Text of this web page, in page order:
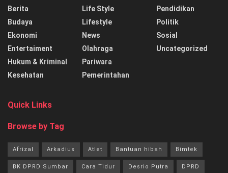
Berita
Budaya
Ekonomi
Entertaiment
Hukum & Kriminal
Kesehatan
Life Style
Lifestyle
News
Olahraga
Pariwara
Pemerintahan
Pendidikan
Politik
Sosial
Uncategorized
Quick Links
Browse by Tag
Afrizal Arkadius Atlet Bantuan hibah Bimtek
BK DPRD Sumbar Cara Tidur Desrio Putra DPRD